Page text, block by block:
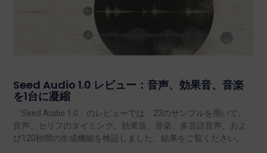
Seed Audio 1.0 レビュー：音声、効果音、音楽
を1台に凝縮
「Seed Audio 1.0」のレビューでは、23のサンプルを用いて、
音声、セリフのタイミング、効果音、音楽、多言語音声、およ
び120秒間の生成機能を検証しました。結果をご覧ください。.